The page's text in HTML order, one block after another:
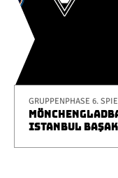
GRUPPENPHASE 6.
ISTANBUL